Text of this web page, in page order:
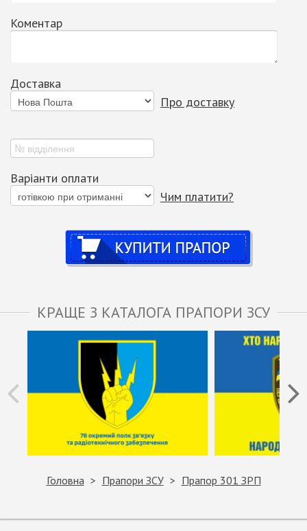
Коментар
Доставка
Про доставку
Варіанти оплати
Чим платити?
Купити
КРАЩЕ З КАТАЛОГА ПРАПОРИ ЗСУ
Головна Прапори ЗСУ Прапор 301 ЗРП